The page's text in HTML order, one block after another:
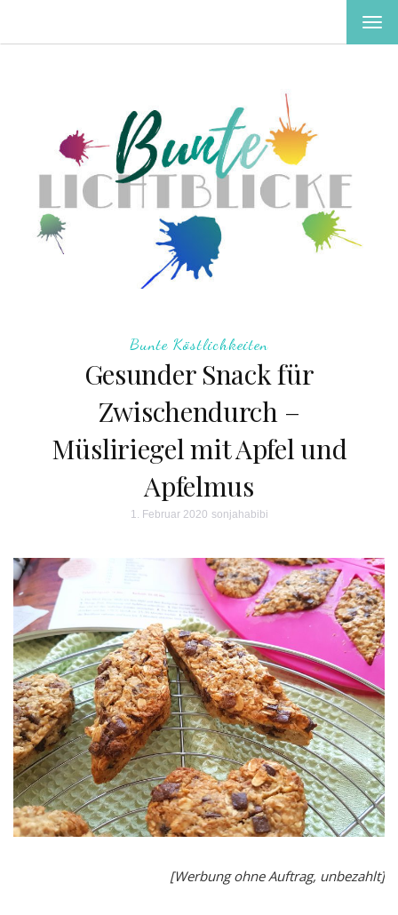
Bunte Köstlichkeiten
Gesunder Snack für
Zwischendurch –
Müsliriegel mit Apfel und
Apfelmus
1. Februar 2020 sonjahabibi
[Werbung ohne Auftrag, unbezahlt]